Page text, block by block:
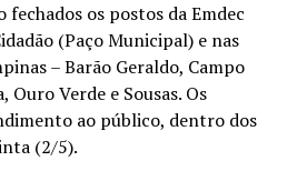
os postos da Emdec
(Paço Municipal) e nas
– Barão Geraldo, Campo
Ouro Verde e Sousas. Os
ao público, dentro dos
(2/5).